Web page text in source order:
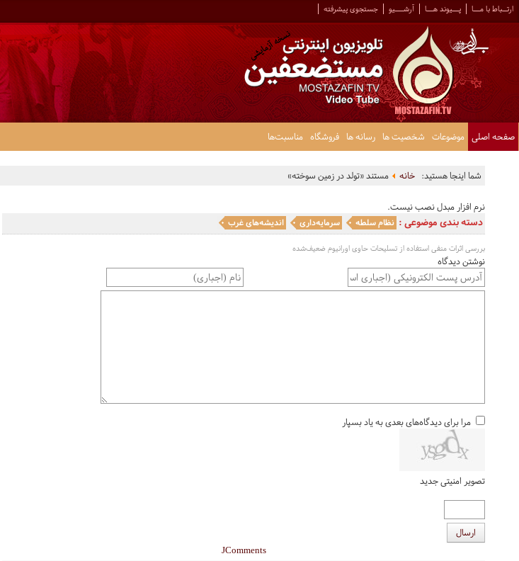
ارتــباط با مـــا پـــیوند هـــا آرشــــیو جستجوی پیشرفته
صفحه اصلی موضوعات شخصیت ها رسانه ها فروشگاه مناسبت‌ها
شما اینجا هستید: خانه مستند «تولد در زمین سوخته»
نرم افزار مبدل نصب نیست.
دسته بندی موضوعی : نظام سلطه سرمایه‌داری اندیشه‌های غرب
بررسی اثرات منفی استفاده از تسلیحات حاوی اورانیوم ضعیف‌شده
نوشتن دیدگاه
مرا برای دیدگاه‌های بعدی به یاد بسپار
تصویر امنیتی جدید
ارسال
JComments